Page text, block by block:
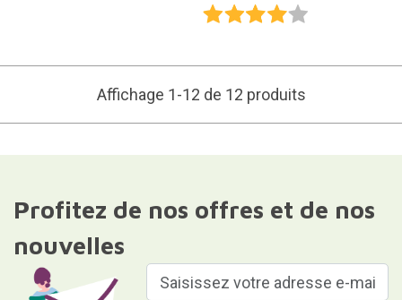
Affichage 1-12 de 12 produits
Profitez de nos offres et de nos
nouvelles